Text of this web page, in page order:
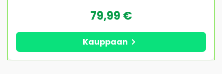
79,99 €
Kauppaan chevron_right